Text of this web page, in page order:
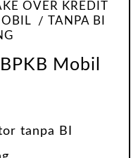
OVER KREDIT
TANPA BI
Mobil